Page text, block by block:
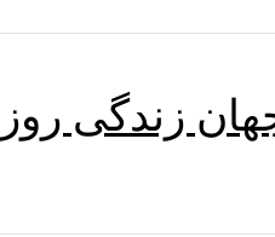
زندگی